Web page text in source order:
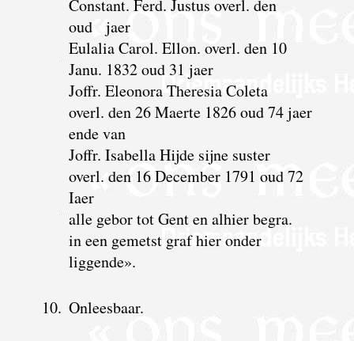
Constant. Ferd. Justus overl. den
oud jaer
Eulalia Carol. Ellon. overl. den 10
Janu. 1832 oud 31 jaer
Joffr. Eleonora Theresia Coleta
overl. den 26 Maerte 1826 oud 74 jaer
ende van
Joffr. Isabella Hijde sijne suster
overl. den 16 December 1791 oud 72
Iaer
alle gebor tot Gent en alhier begra.
in een gemetst graf hier onder
liggende».
10. Onleesbaar.